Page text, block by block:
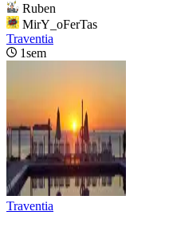
Ruben
MirY_oFerTas
Traventia
1sem
Traventia